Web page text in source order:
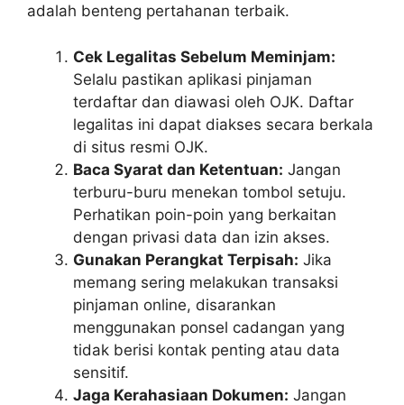
adalah benteng pertahanan terbaik.
Cek Legalitas Sebelum Meminjam:
Selalu pastikan aplikasi pinjaman
terdaftar dan diawasi oleh OJK. Daftar
legalitas ini dapat diakses secara berkala
di situs resmi OJK.
Baca Syarat dan Ketentuan: Jangan
terburu-buru menekan tombol setuju.
Perhatikan poin-poin yang berkaitan
dengan privasi data dan izin akses.
Gunakan Perangkat Terpisah: Jika
memang sering melakukan transaksi
pinjaman online, disarankan
menggunakan ponsel cadangan yang
tidak berisi kontak penting atau data
sensitif.
Jaga Kerahasiaan Dokumen: Jangan